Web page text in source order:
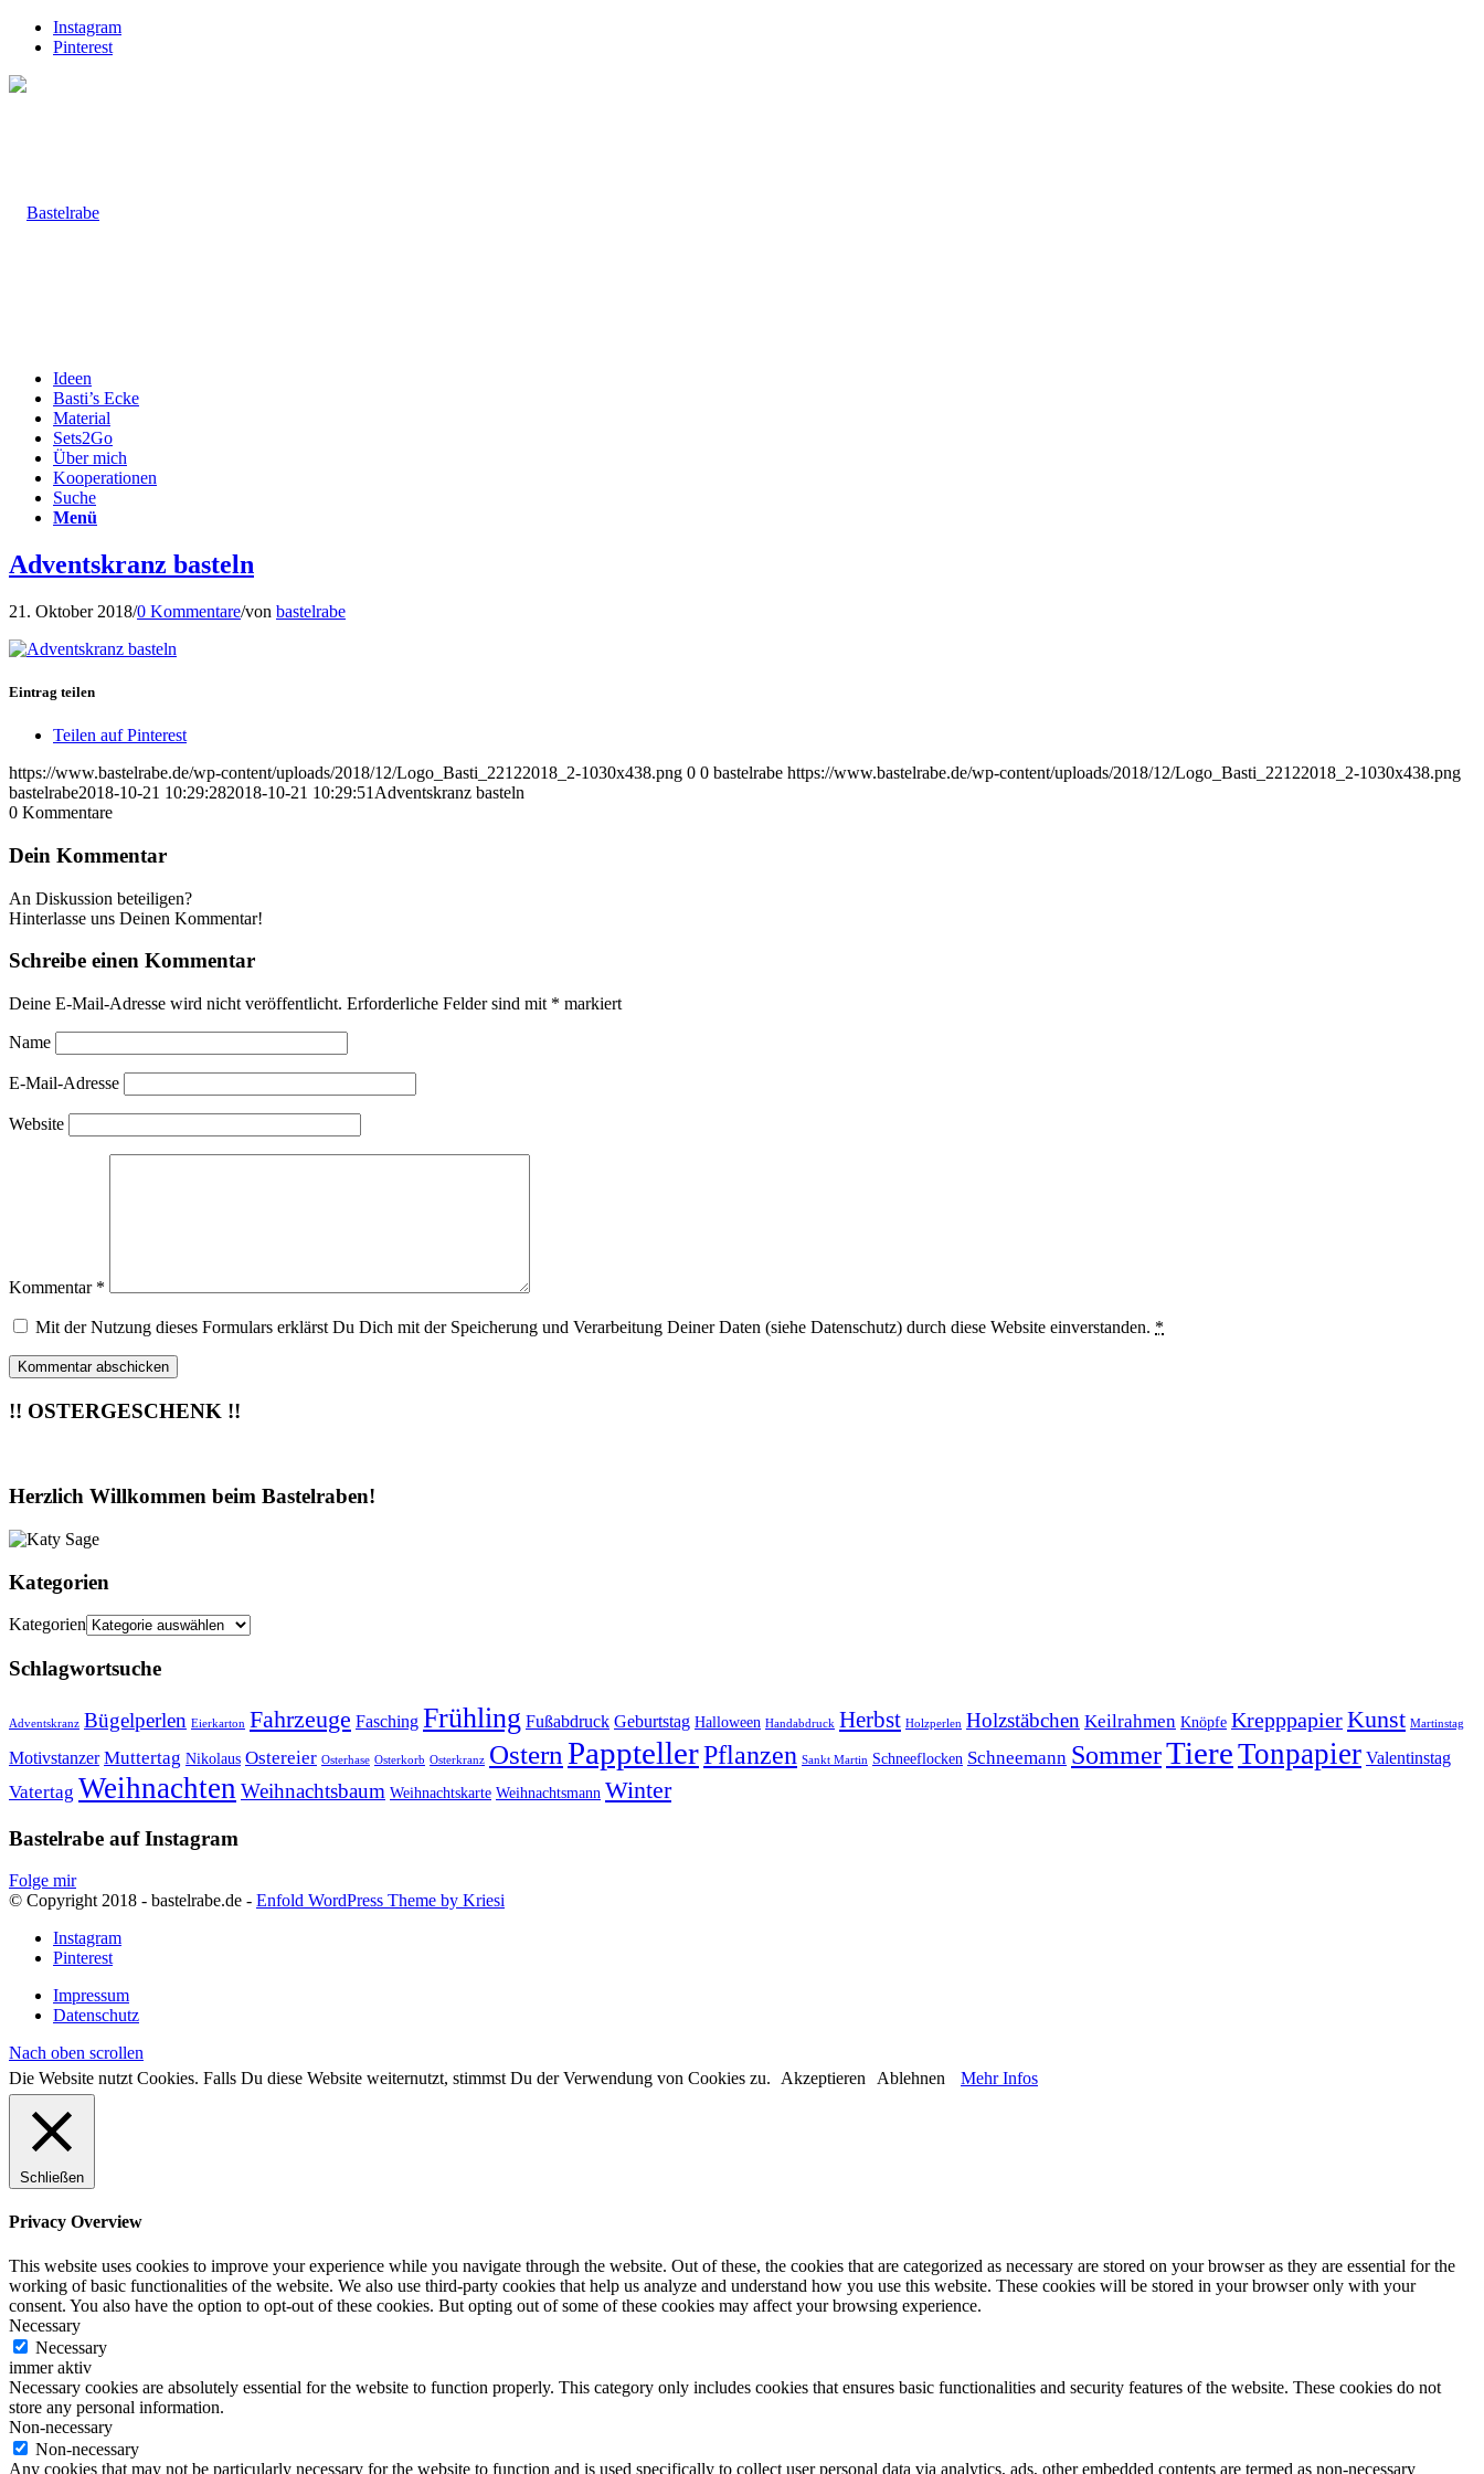
Instagram
Pinterest
Ideen
Basti’s Ecke
Material
Sets2Go
Über mich
Kooperationen
Suche
Menü
Adventskranz basteln
21. Oktober 2018/0 Kommentare/von bastelrabe
Eintrag teilen
Teilen auf Pinterest
https://www.bastelrabe.de/wp-content/uploads/2018/12/Logo_Basti_22122018_2-1030x438.png 0 0 bastelrabe https://www.bastelrabe.de/wp-content/uploads/2018/12/Logo_Basti_22122018_2-1030x438.png
bastelrabe2018-10-21 10:29:282018-10-21 10:29:51 Adventskranz basteln
0 Kommentare
Dein Kommentar
An Diskussion beteiligen?
Hinterlasse uns Deinen Kommentar!
Schreibe einen Kommentar
Deine E-Mail-Adresse wird nicht veröffentlicht. Erforderliche Felder sind mit * markiert
Name
E-Mail-Adresse
Website
Kommentar *
Mit der Nutzung dieses Formulars erklärst Du Dich mit der Speicherung und Verarbeitung Deiner Daten (siehe Datenschutz) durch diese Website einverstanden. *
!! OSTERGESCHENK !!
Herzlich Willkommen beim Bastelraben!
Kategorien
Kategorien
Schlagwortsuche
Adventskranz Bügelperlen Eierkarton Fahrzeuge Fasching Frühling Fußabdruck Geburtstag Halloween Handabdruck Herbst Holzperlen Holzstäbchen Keilrahmen Knöpfe KrepppapierKunst Martinstag
Motivstanzer Muttertag Nikolaus Ostereier Osterhase Osterkorb Osterkranz Ostern PapptellerPflanzen Sankt Martin Schneeflocken Schneemann SommerTiereTonpapier Valentinstag
Vatertag Weihnachten Weihnachtsbaum Weihnachtskarte Weihnachtsmann Winter
Bastelrabe auf Instagram
Folge mir
© Copyright 2018 - bastelrabe.de - Enfold WordPress Theme by Kriesi
Instagram
Pinterest
Impressum
Datenschutz
Nach oben scrollen
Die Website nutzt Cookies. Falls Du diese Website weiternutzt, stimmst Du der Verwendung von Cookies zu.
Akzeptieren Ablehnen Mehr Infos
Schließen
Privacy Overview
This website uses cookies to improve your experience while you navigate through the website. Out of these, the cookies that are categorized as necessary are stored on your browser as they are essential for the
working of basic functionalities of the website. We also use third-party cookies that help us analyze and understand how you use this website. These cookies will be stored in your browser only with your
consent. You also have the option to opt-out of these cookies. But opting out of some of these cookies may affect your browsing experience.
Necessary
Necessary
immer aktiv
Necessary cookies are absolutely essential for the website to function properly. This category only includes cookies that ensures basic functionalities and security features of the website. These cookies do not
store any personal information.
Non-necessary
Non-necessary
Any cookies that may not be particularly necessary for the website to function and is used specifically to collect user personal data via analytics, ads, other embedded contents are termed as non-necessary